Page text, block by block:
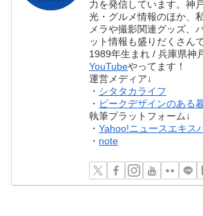
力を発信しています。神
光・グルメ情報のほか、
メラや撮影関連グッズ、
ット情報も盛りだくさんで
1989年生まれ / 兵庫県神
YouTubeやってます！
運営メディア↓
・ シタタカライフ
・ ピークデザインのある
執筆プラットフォーム↓
・Yahoo!ニュースエキス
・ note